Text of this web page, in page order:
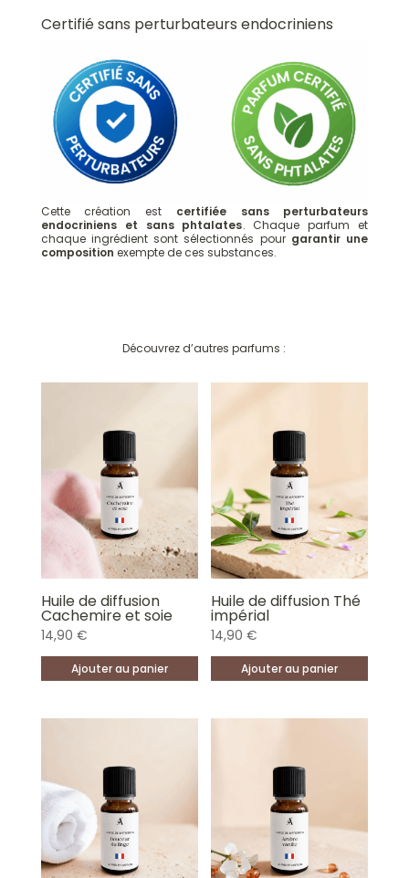
Certifié sans perturbateurs endocriniens
Cette création est certifiée sans perturbateurs
endocriniens et sans phtalates. Chaque parfum et
chaque ingrédient sont sélectionnés pour garantir une
composition exempte de ces substances.
Huile de diffusion Automne doré
Parfum très agréable et doux
Découvrez d’autres parfums :
Huile de diffusion
Cachemire et soie
14,90 €
Ajouter au panier
Huile de diffusion Thé
impérial
14,90€
Ajouter au panier